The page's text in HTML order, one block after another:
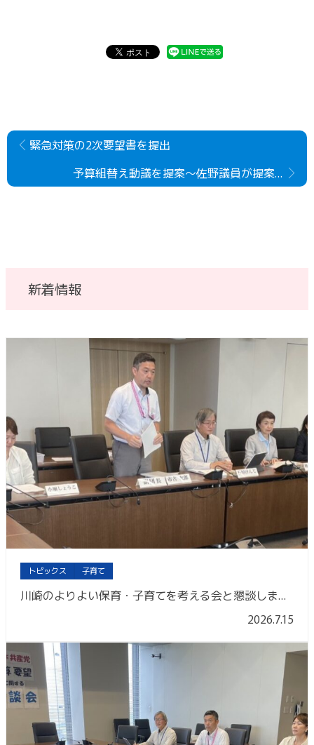
緊急対策の2次要望書を提出
予算組替え動議を提案〜佐野議員が提案説明
新着情報
トピックス 子育て
川崎のよりよい保育・子育てを考える会と懇談しました
2026.7.15